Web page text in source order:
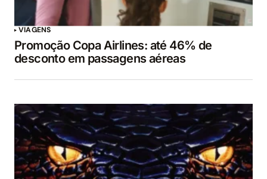
VIAGENS
Promoção Copa Airlines: até 46% de
desconto em passagens aéreas